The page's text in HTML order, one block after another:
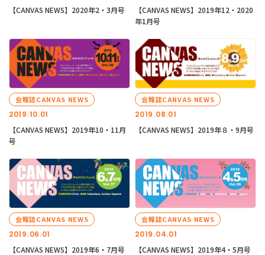
【CANVAS NEWS】2020年2・3月号
【CANVAS NEWS】2019年12・2020
年1月号
2019.10.01
会報誌CANVAS NEWS
【CANVAS NEWS】2019年10・11月
号
2019.08.01
会報誌CANVAS NEWS
【CANVAS NEWS】2019年８・9月号
2019.06.01
会報誌CANVAS NEWS
【CANVAS NEWS】2019年6・7月号
2019.04.01
会報誌CANVAS NEWS
【CANVAS NEWS】2019年4・5月号